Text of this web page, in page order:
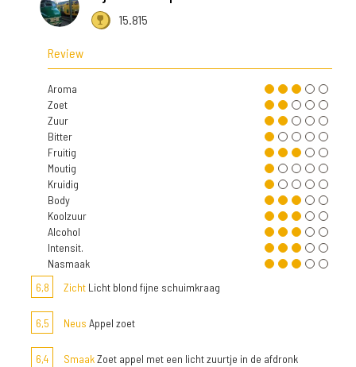
15.815
Review
Aroma
Zoet
Zuur
Bitter
Fruitig
Moutig
Kruidig
Body
Koolzuur
Alcohol
Intensit.
Nasmaak
6,8
Zicht Licht blond fijne schuimkraag
6,5 Neus Appel zoet
6,4 SmaakZoet appel met een licht zuurtje in de afdronk